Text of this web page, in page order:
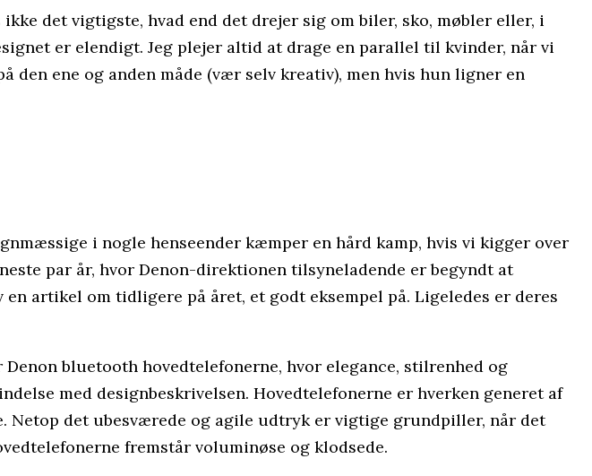
det vigtigste, hvad end det drejer sig om biler, sko, møbler eller, i
er elendigt. Jeg plejer altid at drage en parallel til kvinder, når vi
ene og anden måde (vær selv kreativ), men hvis hun ligner en
i nogle henseender kæmper en hård kamp, hvis vi kigger over
par år, hvor Denon-direktionen tilsyneladende er begyndt at
en artikel om tidligere på året, et godt eksempel på. Ligeledes er deres
bluetooth hovedtelefonerne, hvor elegance, stilrenhed og
med designbeskrivelsen. Hovedtelefonerne er hverken generet af
det ubesværede og agile udtryk er vigtige grundpiller, når det
fremstår voluminøse og klodsede.